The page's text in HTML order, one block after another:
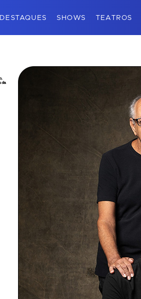
DESTAQUES SHOWS TEATROS